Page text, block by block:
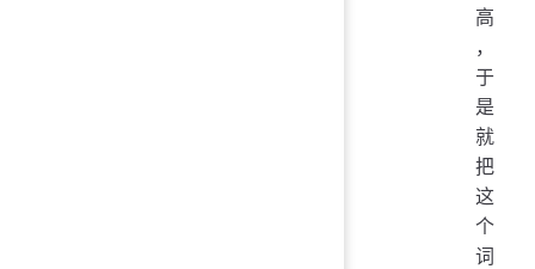
高
，
于
是
就
把
这
个
词